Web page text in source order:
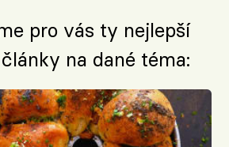
pro vás ty nejlepší
na dané téma: